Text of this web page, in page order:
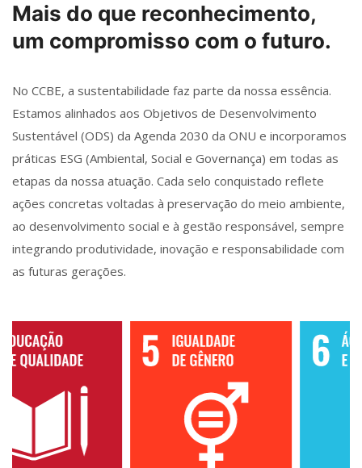
Mais do que reconhecimento,
um compromisso com o futuro.
No CCBE, a sustentabilidade faz parte da nossa essência.
Estamos alinhados aos Objetivos de Desenvolvimento
Sustentável (ODS) da Agenda 2030 da ONU e incorporamos
práticas ESG (Ambiental, Social e Governança) em todas as
etapas da nossa atuação. Cada selo conquistado reflete
ações concretas voltadas à preservação do meio ambiente,
ao desenvolvimento social e à gestão responsável, sempre
integrando produtividade, inovação e responsabilidade com
as futuras gerações.